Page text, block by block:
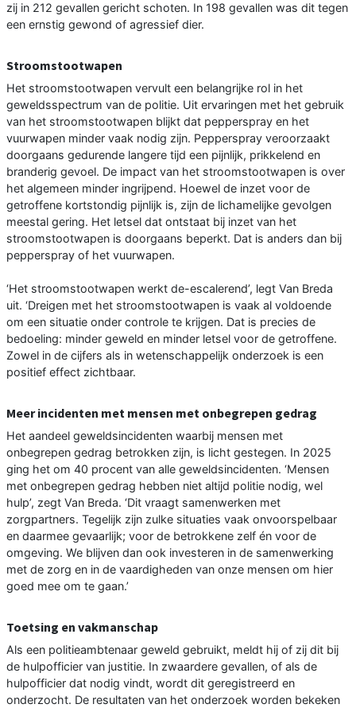
zij in 212 gevallen gericht schoten. In 198 gevallen was dit tegen
een ernstig gewond of agressief dier.
Stroomstootwapen
Het stroomstootwapen vervult een belangrijke rol in het
geweldsspectrum van de politie. Uit ervaringen met het gebruik
van het stroomstootwapen blijkt dat pepperspray en het
vuurwapen minder vaak nodig zijn. Pepperspray veroorzaakt
doorgaans gedurende langere tijd een pijnlijk, prikkelend en
branderig gevoel. De impact van het stroomstootwapen is over
het algemeen minder ingrijpend. Hoewel de inzet voor de
getroffene kortstondig pijnlijk is, zijn de lichamelijke gevolgen
meestal gering. Het letsel dat ontstaat bij inzet van het
stroomstootwapen is doorgaans beperkt. Dat is anders dan bij
pepperspray of het vuurwapen.
‘Het stroomstootwapen werkt de-escalerend’, legt Van Breda
uit. ‘Dreigen met het stroomstootwapen is vaak al voldoende
om een situatie onder controle te krijgen. Dat is precies de
bedoeling: minder geweld en minder letsel voor de getroffene.
Zowel in de cijfers als in wetenschappelijk onderzoek is een
positief effect zichtbaar.
Meer incidenten met mensen met onbegrepen gedrag
Het aandeel geweldsincidenten waarbij mensen met
onbegrepen gedrag betrokken zijn, is licht gestegen. In 2025
ging het om 40 procent van alle geweldsincidenten. ‘Mensen
met onbegrepen gedrag hebben niet altijd politie nodig, wel
hulp’, zegt Van Breda. ‘Dit vraagt samenwerken met
zorgpartners. Tegelijk zijn zulke situaties vaak onvoorspelbaar
en daarmee gevaarlijk; voor de betrokkene zelf én voor de
omgeving. We blijven dan ook investeren in de samenwerking
met de zorg en in de vaardigheden van onze mensen om hier
goed mee om te gaan.’
Toetsing en vakmanschap
Als een politieambtenaar geweld gebruikt, meldt hij of zij dit bij
de hulpofficier van justitie. In zwaardere gevallen, of als de
hulpofficier dat nodig vindt, wordt dit geregistreerd en
onderzocht. De resultaten van het onderzoek worden bekeken